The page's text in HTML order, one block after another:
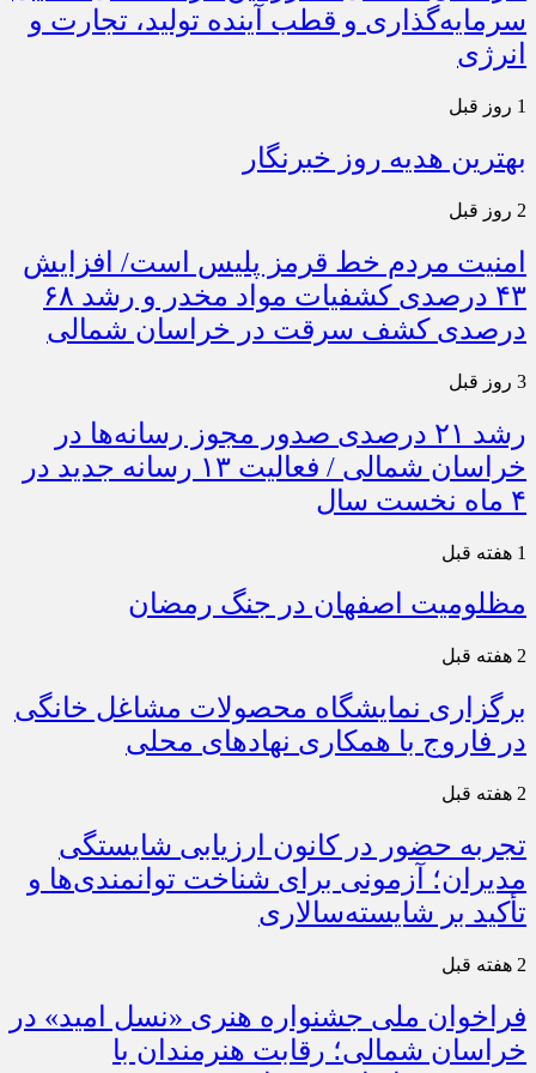
سرمایه‌گذاری و قطب آینده تولید، تجارت و
انرژی
1 روز قبل
بهترین هدیه روز خبرنگار
2 روز قبل
امنیت مردم خط قرمز پلیس است/ افزایش
۴۳ درصدی کشفیات مواد مخدر و رشد ۶۸
درصدی کشف سرقت در خراسان شمالی
3 روز قبل
رشد ۲۱ درصدی صدور مجوز رسانه‌ها در
خراسان شمالی / فعالیت ۱۳ رسانه جدید در
۴ ماه نخست سال
1 هفته قبل
مظلومیت اصفهان در جنگ رمضان
2 هفته قبل
برگزاری نمایشگاه محصولات مشاغل خانگی
در فاروج با همکاری نهادهای محلی
2 هفته قبل
تجربه حضور در کانون ارزیابی شایستگی
مدیران؛ آزمونی برای شناخت توانمندی‌ها و
تأکید بر شایسته‌سالاری
2 هفته قبل
فراخوان ملی جشنواره هنری «نسل امید» در
خراسان شمالی؛ رقابت هنرمندان با